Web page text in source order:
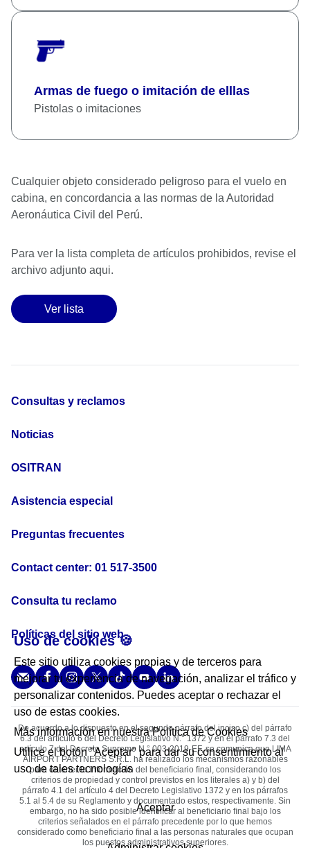
Armas de fuego o imitación de elllas
Pistolas o imitaciones
Cualquier objeto considerado peligroso para el vuelo en
cabina, en concordancia a las normas de la Autoridad
Aeronáutica Civil del Perú.
Para ver la lista completa de artículos prohibidos, revise el
archivo adjunto aqui.
Ver lista
Uso de cookies 🍪
Este sitio utiliza cookies propias y de terceros para
mejorar tu experiencia de navegación, analizar el tráfico y
personalizar contenidos. Puedes aceptar o rechazar el
uso de estas cookies.
Más información en nuestraPolítica de Cookies
Utilice el botón "Aceptar" para dar su consentimiento al
uso de tales tecnologías
Aceptar
Consultas y reclamos
Noticias
OSITRAN
Asistencia especial
Preguntas frecuentes
Contact center: 01 517-3500
Consulta tu reclamo
Políticas del sitio web
De acuerdo a lo dispuesto en el segundo párrafo del inciso c) del párrafo
6.3 del artículo 6 del Decreto Legislativo N.° 1372 y en el párrafo 7.3 del
artículo 7 del Decreto Supremo N.° 003-2019-EF, se comunica que LIMA
AIRPORT PARTNERS S.R.L. ha realizado los mecanismos razonables
para obtener la información del beneﬁciario ﬁnal, considerando los
criterios de propiedad y control previstos en los literales a) y b) del
párrafo 4.1 del artículo 4 del Decreto Legislativo 1372 y en los párrafos
5.1 al 5.4 de su Reglamento y documentado estos, respectivamente. Sin
embargo, no ha sido posible identiﬁcar al beneﬁciario ﬁnal bajo los
criterios señalados en el párrafo precedente por lo que hemos
considerado como beneﬁciario ﬁnal a las personas naturales que ocupan
los puestos administrativos superiores.